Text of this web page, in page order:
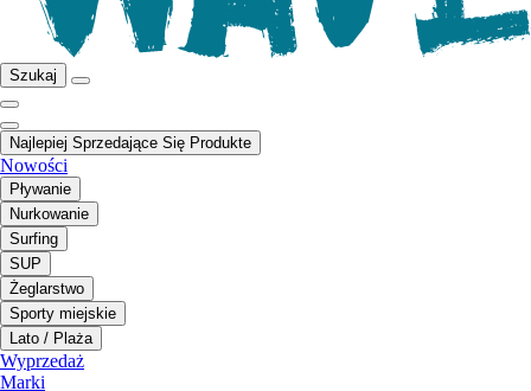
Szukaj
Najlepiej Sprzedające Się Produkte
Nowości
Pływanie
Nurkowanie
Surfing
SUP
Żeglarstwo
Sporty miejskie
Lato / Plaża
Wyprzedaż
Marki